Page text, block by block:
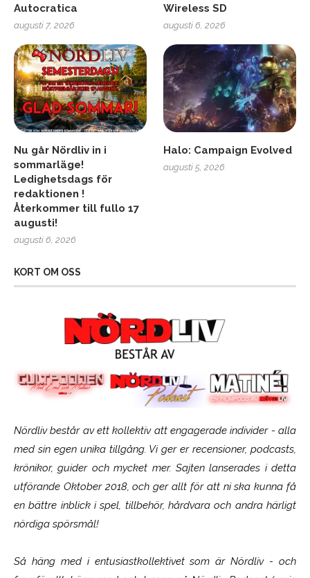
Autocratica
augusti 7, 2026
Wireless SD
augusti 6, 2026
Nu går Nördliv in i
sommarläge!
Ledighetsdags för
redaktionen !
Återkommer till fullo 17
augusti!
augusti 6, 2026
Halo: Campaign Evolved
augusti 5, 2026
KORT OM OSS
Nördliv består av ett kollektiv att engagerade individer - alla
med sin egen unika tillgång. Vi ger er recensioner, podcasts,
krönikor, guider och mycket mer. Sajten lanserades i detta
utförande Oktober 2018, och ger allt för att ni ska kunna få
en bättre inblick i spel, tillbehör, hårdvara och andra härligt
nördiga spörsmål!
Så häng med i entusiastkollektivet som ärNördliv- och